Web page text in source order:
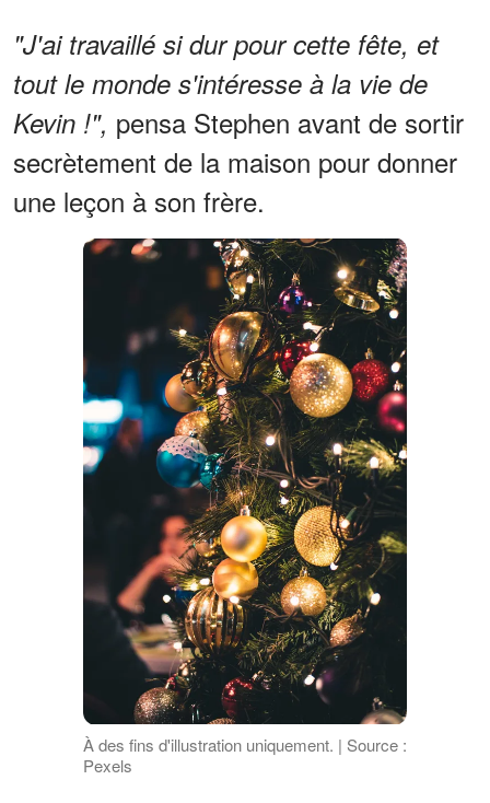
"J'ai travaillé si dur pour cette fête, et
tout le monde s'intéresse à la vie de
Kevin !", pensa Stephen avant de sortir
secrètement de la maison pour donner
une leçon à son frère.
À des fins d'illustration uniquement. | Source :
Pexels